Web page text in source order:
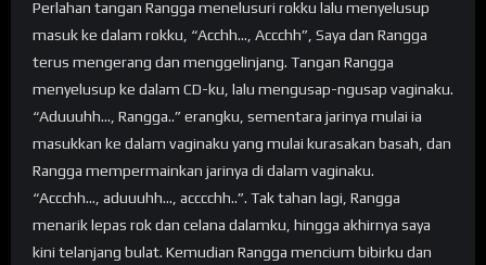
Perlahan tangan Rangga menelusuri rokku lalu menyelusup
masuk ke dalam rokku, “Acchh…, Accchh”, Saya dan Rangga
terus mengerang dan menggelinjang. Tangan Rangga
menyelusup ke dalam CD-ku, lalu mengusap-ngusap vaginaku.
“Aduuuhh…, Rangga..” erangku, sementara jarinya mulai ia
masukkan ke dalam vaginaku yang mulai kurasakan basah, dan
Rangga mempermainkan jarinya di dalam vaginaku.
“Accchh…, aduuuhh…, acccchh..”. Tak tahan lagi, Rangga
menarik lepas rok dan celana dalamku, hingga akhirnya saya
kini telanjang bulat. Kemudian Rangga mencium bibirku dan